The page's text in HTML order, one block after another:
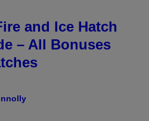
and Ice Hatch
– All Bonuses